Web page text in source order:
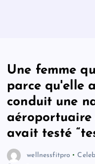
Une femme
parce qu'elle
conduit une
aéroportuaire
avait testé
wellnessfitpro Celeb